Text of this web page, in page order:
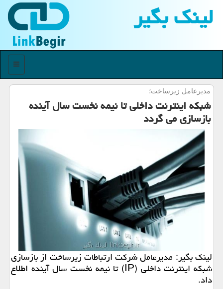
لینك بگیر
منو
مدیرعامل زیرساخت؛
شبكه اینترنت داخلی تا نیمه نخست سال آینده
بازسازی می گردد
لینك بگیر: مدیرعامل شركت ارتباطات زیرساخت از بازسازی
شبكه اینترنت داخلی (IP) تا نیمه نخست سال آینده اطلاع
داد.